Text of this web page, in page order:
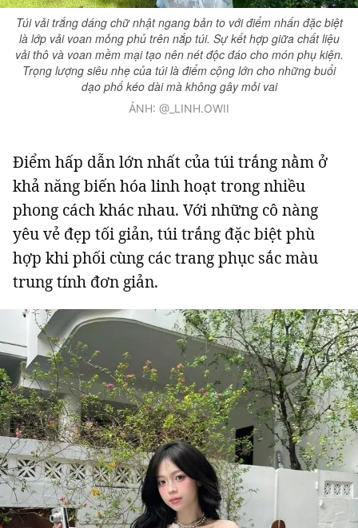
Túi vải trắng dáng chữ nhật ngang bản to với điểm nhấn đặc biệt
là lớp vải voan mỏng phủ trên nắp túi. Sự kết hợp giữa chất liệu
vải thô và voan mềm mại tạo nên nét độc đáo cho món phụ kiện.
Trọng lượng siêu nhẹ của túi là điểm cộng lớn cho những buổi
dạo phố kéo dài mà không gây mỏi vai
ẢNH: @_LINH.OWII
Điểm hấp dẫn lớn nhất của túi trắng nằm ở
khả năng biến hóa linh hoạt trong nhiều
phong cách khác nhau. Với những cô nàng
yêu vẻ đẹp tối giản, túi trắng đặc biệt phù
hợp khi phối cùng các trang phục sắc màu
trung tính đơn giản.